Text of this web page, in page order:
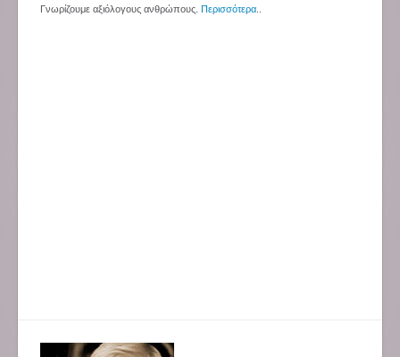
Γνωρίζουμε αξιόλογους ανθρώπους. Περισσότερα